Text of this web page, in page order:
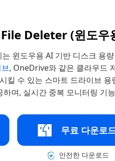
Deleter (윈도우
는 윈도우용 AI 기반 디스크 용
, OneDrive와 같은 클라우드
킬 수 있는 스마트 드라이브
며, 실시간 중복 모니터링 기
무료 다운로
안전한 다운로드